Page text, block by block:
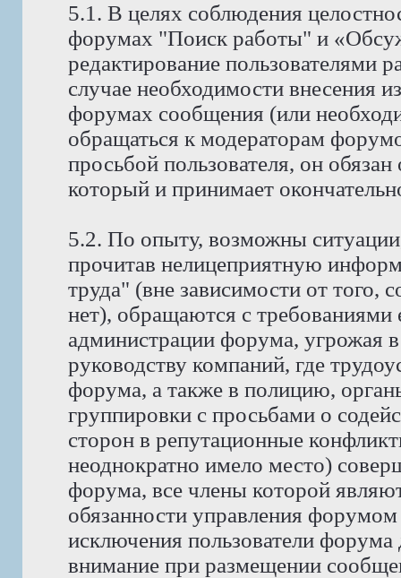
5.1. В целях соблюдения
форумах "Поиск работы" и
редактирование
случае необходимости внесения
форумах сообщения (или
обращаться к модераторам
просьбой пользователя, он
который и принимает
5.2. По опыту, возможны
прочитав нелицеприятную
труда" (вне зависимости от того,
нет), обращаются с требованиями
администрации форума, угрожая
руководству компаний, где
форума, а также в полицию,
группировки с просьбами о
сторон в репутационные
неоднократно имело место)
форума, все члены которой
обязанности управления
исключения пользователи
внимание при размещении